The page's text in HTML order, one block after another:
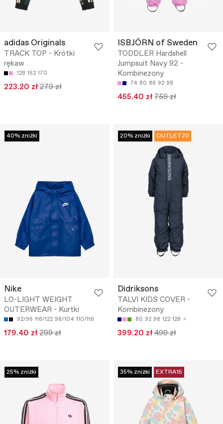
adidas Originals
TRACK TOP - Krótki
rękaw
128 152 170
223.20 zł 279 zł
ISBJÖRN of Sweden
TODDLER Hardshell
Jumpsuit Navy 92 -
Kombinezony
74 80 86 92 98
455.40 zł 759 zł
40% zniżki
Nike
LO-LIGHT WEIGHT
OUTERWEAR - Kurtki
92/98 116/122 98/104 110/116
179.40 zł 299 zł
20% zniżki OUTLET20
Didriksons
TALVI KIDS COVER -
Kombinezony
80 92 98 122 128
399.20 zł 499 zł
25% zniżki 35% zniżki EXTRA15